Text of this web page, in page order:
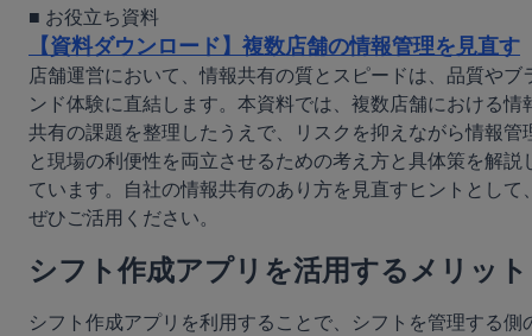
【資料ダウンロード】複数店舗の情報管理を見直す
店舗運営において、情報共有の質とスピードは、品質やブ
ンド体験に直結します。本資料では、複数店舗における情
共有の課題を整理したうえで、リスクを抑えながら情報管
と現場の利便性を両立させるための考え方と具体策を解説
ています。自社の情報共有のあり方を見直すヒントとして
ぜひご活用ください。
シフト作成アプリを活用するメリット
シフト作成アプリを利用することで、シフトを管理する側